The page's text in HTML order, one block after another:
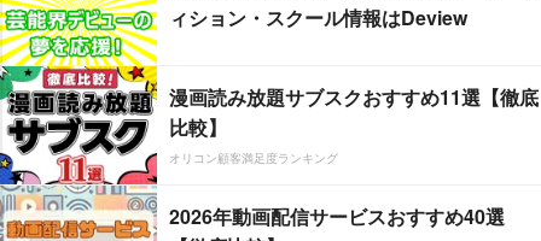
ィション・スクール情報はDeview
漫画読み放題サブスクおすすめ11選【徹底
比較】
オリコン顧客満足度ランキング
2026年動画配信サービスおすすめ40選